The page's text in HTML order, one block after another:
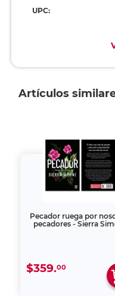
UPC:
Artículos
Pecador ruega por
pecadores - Sierra
$359.00